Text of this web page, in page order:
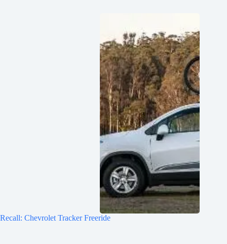
Recall: Chevrolet Tracker Freeride